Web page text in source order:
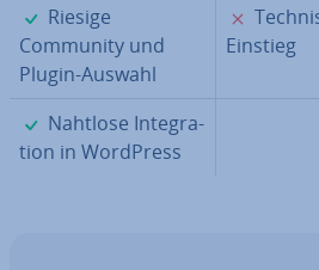
✓
Riesige
Community und
Plugin-Auswahl
✗
Einstieg
✓
Nahtlose In­te­gra­
ti­on in WordPress